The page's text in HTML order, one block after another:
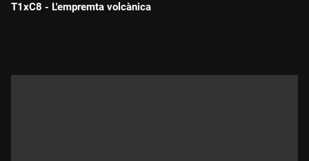
T1xC8 - L'empremta volcànica